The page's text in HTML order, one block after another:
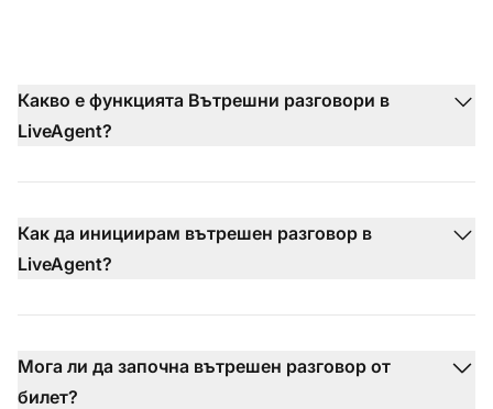
Какво е функцията Вътрешни разговори в
LiveAgent?
Как да инициирам вътрешен разговор в
LiveAgent?
Мога ли да започна вътрешен разговор от
билет?